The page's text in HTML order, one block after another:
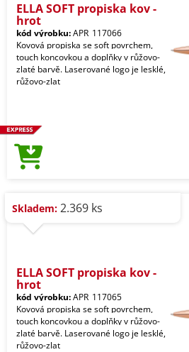
ELLA SOFT propiska kov -
hrot
kód výrobku:APR_117066
Kovová propiska se soft povrchem,
touch koncovkou a doplňky v růžovo-
zlaté barvě. Laserované logo je lesklé,
růžovo-zlat
Skladem: 2.369 ks
ELLA SOFT propiska kov -
hrot
kód výrobku:APR_117065
Kovová propiska se soft povrchem,
touch koncovkou a doplňky v růžovo-
zlaté barvě. Laserované logo je lesklé,
růžovo-zlat